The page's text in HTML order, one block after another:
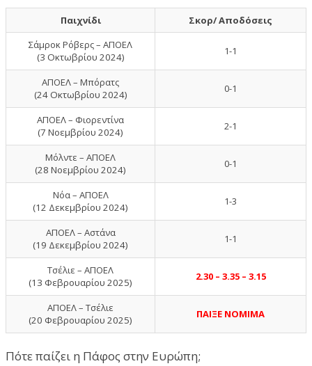
Παιχνίδι
Σκορ/ Αποδόσεις
Σάμροκ Ρόβερς – ΑΠΟΕΛ
(3 Οκτωβρίου 2024)
1-1
ΑΠΟΕΛ – Μπόρατς
(24 Οκτωβρίου 2024)
0-1
ΑΠΟΕΛ – Φιορεντίνα
(7 Νοεμβρίου 2024)
2-1
Μόλντε – ΑΠΟΕΛ
(28 Νοεμβρίου 2024)
0-1
Νόα – ΑΠΟΕΛ
(12 Δεκεμβρίου 2024)
1-3
ΑΠΟΕΛ – Αστάνα
(19 Δεκεμβρίου 2024)
1-1
Τσέλιε – ΑΠΟΕΛ
(13 Φεβρουαρίου 2025)
2.30 – 3.35 – 3.15
ΑΠΟΕΛ – Τσέλιε
(20 Φεβρουαρίου 2025)
ΠΑΙΞΕ ΝΟΜΙΜΑ
Πότε παίζει η Πάφος στην Ευρώπη;